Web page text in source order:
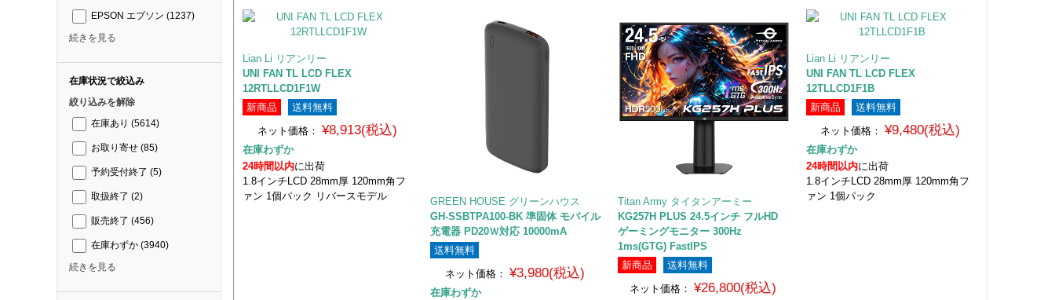
EPSON エプソン (1237)
続きを見る
在庫状況で絞込み
絞り込みを解除
在庫あり (5614)
お取り寄せ (85)
予約受付終了 (5)
取扱終了 (2)
販売終了 (456)
在庫わずか (3940)
続きを見る
Lian Li リアンリー
UNI FAN TL LCD FLEX
12RTLLCD1F1W
新商品
送料無料
ネット価格： ¥8,913(税込)
在庫わずか
24時間以内に出荷
1.8インチLCD 28mm厚 120mm角フ
ァン 1個パック リバースモデル
GREEN HOUSE グリーンハウス
GH-SSBTPA100-BK 準固体 モバイル
充電器 PD20Ｗ対応 10000mA
送料無料
ネット価格： ¥3,980(税込)
在庫わずか
Titan Army タイタンアーミー
KG257H PLUS 24.5インチ フルHD
ゲーミングモニター 300Hz
1ms(GTG) FastIPS
新商品
送料無料
ネット価格： ¥26,800(税込)
Lian Li リアンリー
UNI FAN TL LCD FLEX
12TLLCD1F1B
新商品
送料無料
ネット価格：
¥9,480(税込)
在庫わずか
24時間以内に出荷
1.8インチLCD 28mm厚 120mm角フ
ァン 1個パック